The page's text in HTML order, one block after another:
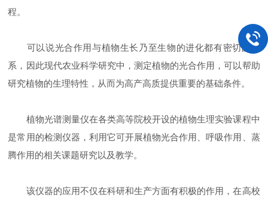
程。
可以说光合作用与植物生长乃至生物的进化都有密切的关
系，因此现代农业科学研究中，测定植物的光合作用，可以帮助
研究植物的生理特性，从而为高产高质提供重要的基础条件。
植物光谱测量仪在各类高等院校开设的植物生理实验课程中
是常用的检测仪器，利用它可开展植物光合作用、呼吸作用、蒸
腾作用的相关课题研究以及教学。
该仪器的应用不仅在科研和生产方面有积极的作用，在高校